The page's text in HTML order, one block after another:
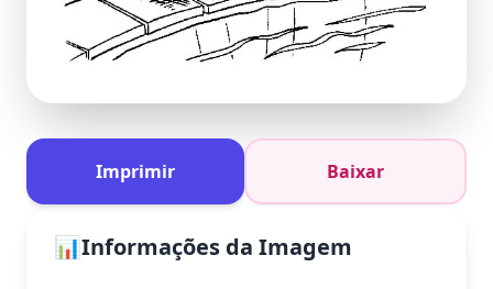
Imprimir Baixar
📊Informações da Imagem